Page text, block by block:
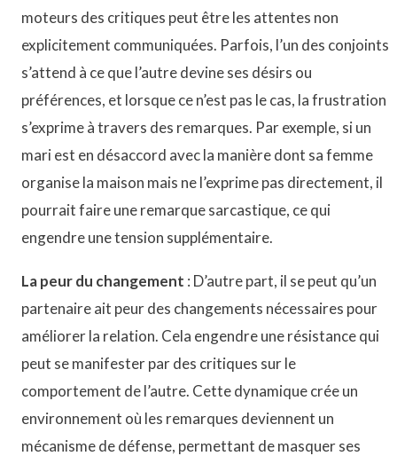
moteurs des critiques peut être les attentes non
explicitement communiquées. Parfois, l’un des conjoints
s’attend à ce que l’autre devine ses désirs ou
préférences, et lorsque ce n’est pas le cas, la frustration
s’exprime à travers des remarques. Par exemple, si un
mari est en désaccord avec la manière dont sa femme
organise la maison mais ne l’exprime pas directement, il
pourrait faire une remarque sarcastique, ce qui
engendre une tension supplémentaire.
La peur du changement : D’autre part, il se peut qu’un
partenaire ait peur des changements nécessaires pour
améliorer la relation. Cela engendre une résistance qui
peut se manifester par des critiques sur le
comportement de l’autre. Cette dynamique crée un
environnement où les remarques deviennent un
mécanisme de défense, permettant de masquer ses